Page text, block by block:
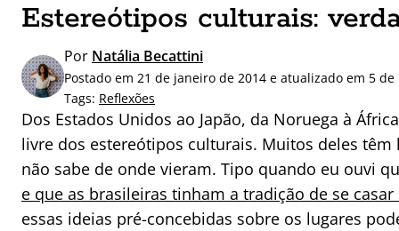
q
i
s
r
p
o
r
:
Estereótipos culturais:
Por Natália Becattini
Postado em 21 de janeiro de 2014 e atualizado em 5 de
Tags: Reflexões
Dos Estados Unidos ao Japão, da Noruega à
livre dos estereótipos culturais. Muitos deles
não sabe de onde vieram. Tipo quando eu ouvi
e que as brasileiras tinham a tradição de se
essas ideias pré-concebidas sobre os lugares